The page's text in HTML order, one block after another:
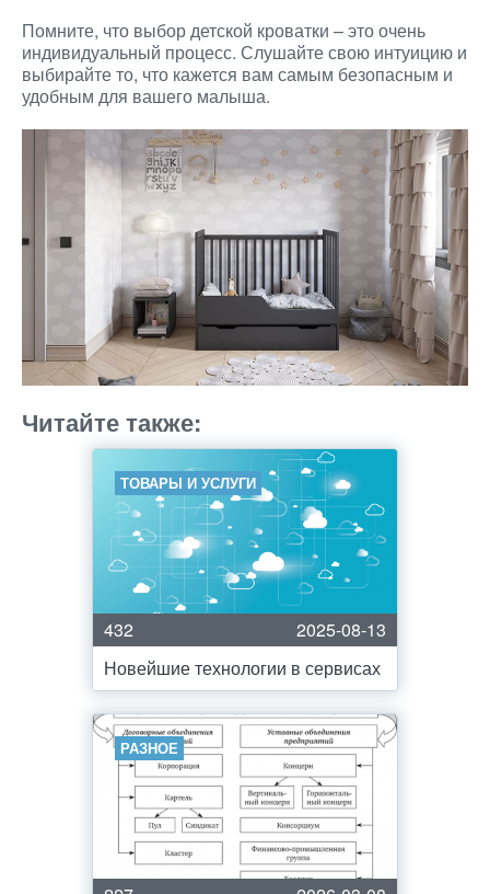
Помните, что выбор детской кроватки – это очень
индивидуальный процесс. Слушайте свою интуицию и
выбирайте то, что кажется вам самым безопасным и
удобным для вашего малыша.
Читайте также:
ТОВАРЫ И УСЛУГИ
432
2025-08-13
Новейшие технологии в сервисах
РАЗНОЕ